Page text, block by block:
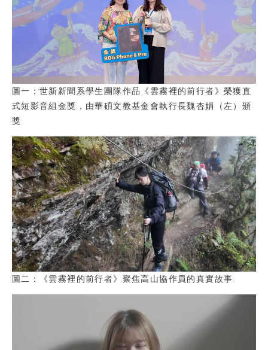
圖一：世新新聞系學生團隊作品《雲霧裡的前行者》榮獲直
式短影音組金獎，由華碩文教基金會執行長魏杏娟（左）頒
獎
圖二：《雲霧裡的前行者》聚焦高山協作員的真實故事